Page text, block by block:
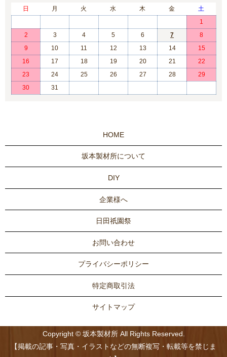
日
月 火 水 木 金
土
1
2
3 4 5 6 7
8
9
10 11 12 13 14
15
16
17 18 19 20 21
22
23
24 25 26 27 28
29
30
31
HOME
坂本製材所について
DIY
企業様へ
日田祇園祭
お問い合わせ
プライバシーポリシー
特定商取引法
サイトマップ
Copyright © 坂本製材所 All Rights Reserved.
【掲載の記事・写真・イラストなどの無断複写・転載等を禁じま